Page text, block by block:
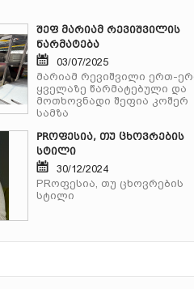
შეფ მარიამ რევიშვილის
წარმატება
03/07/2025
მარიამ რევიშვილი ერთ-
ყველაზე წარმატებული და
მოთხოვნადი შეფია კოშერ
სამზა
PRოფესია, თუ ცხოვრების
სტილი
30/12/2024
PRოფესია, თუ ცხოვრების
სტილი